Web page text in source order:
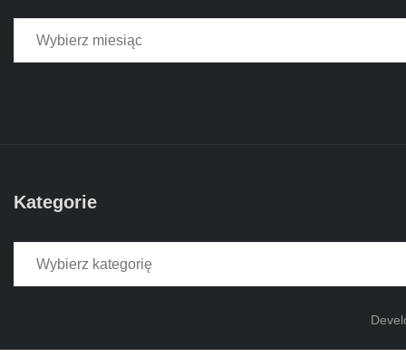
Kategorie
Kategorie